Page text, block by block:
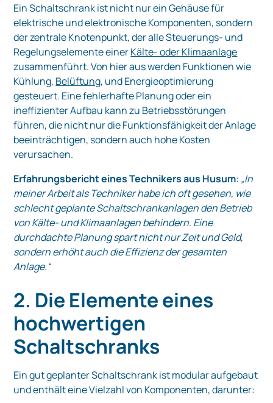
Ein Schaltschrank ist nicht nur ein Gehäuse für
elektrische und elektronische Komponenten, sondern
der zentrale Knotenpunkt, der alle Steuerungs- und
Regelungselemente einerKälte- oder Klimaanlage
zusammenführt. Von hier aus werden Funktionen wie
Kühlung, Belüftung, und Energieoptimierung
gesteuert. Eine fehlerhafte Planung oder ein
ineffizienter Aufbau kann zu Betriebsstörungen
führen, die nicht nur die Funktionsfähigkeit der Anlage
beeinträchtigen, sondern auch hohe Kosten
verursachen.
Erfahrungsbericht eines Technikers aus Husum: „In
meiner Arbeit als Techniker habe ich oft gesehen, wie
schlecht geplante Schaltschrankanlagen den Betrieb
von Kälte- und Klimaanlagen behindern. Eine
durchdachte Planung spart nicht nur Zeit und Geld,
sondern erhöht auch die Effizienz der gesamten
Anlage.“
2. Die Elemente eines
hochwertigen
Schaltschranks
Ein gut geplanter Schaltschrank ist modular aufgebaut
und enthält eine Vielzahl von Komponenten, darunter: